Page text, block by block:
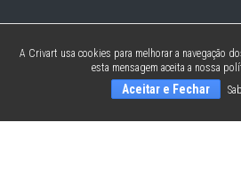
A Crivart usa cookies para melhorar a navegação
esta mensagem aceita a nossa
Aceitar e Fechar